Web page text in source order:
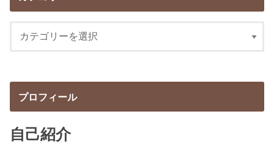
プロフィール
自己紹介